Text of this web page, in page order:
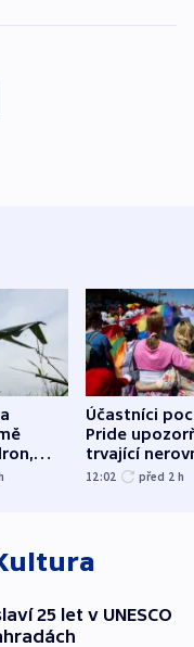
Účastníci
Pride
trvající
12:02 před 2 h
25 let v UNESCO